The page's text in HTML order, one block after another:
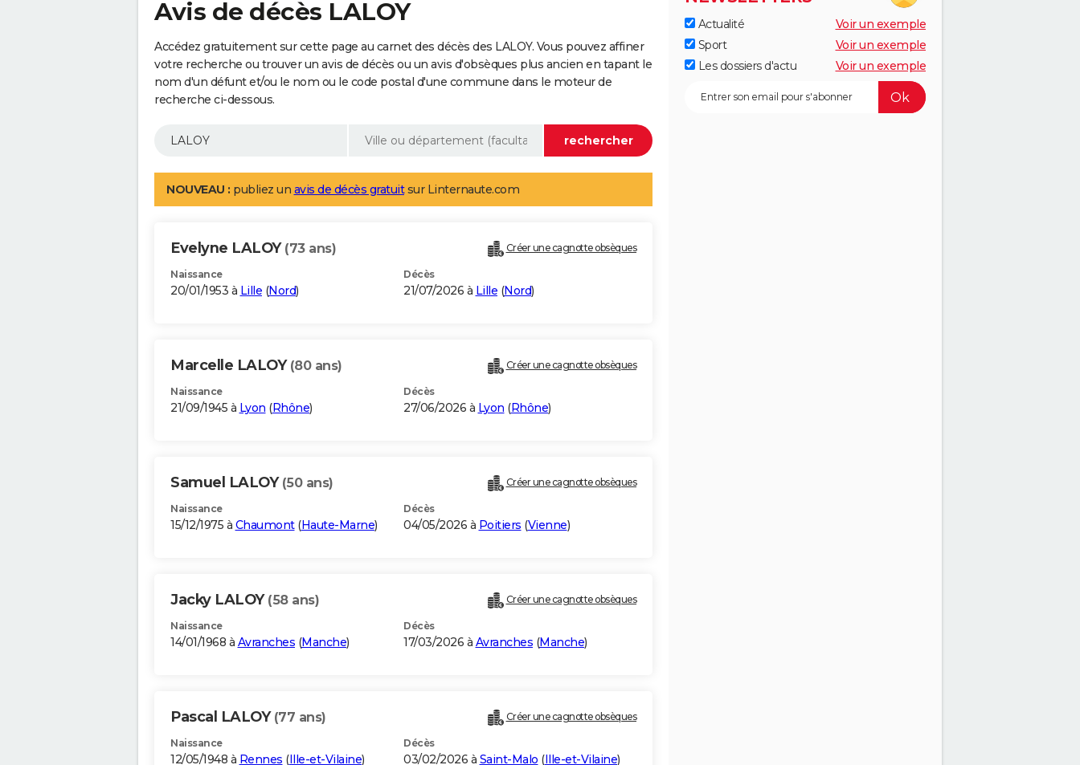
Avis de décès LALOY
Accédez gratuitement sur cette page au carnet des décès des LALOY. Vous pouvez affiner
votre recherche ou trouver un avis de décès ou un avis d'obsèques plus ancien en tapant le
nom d'un défunt et/ou le nom ou le code postal d'une commune dans le moteur de
recherche ci-dessous.
NOUVEAU : publiez un avis de décès gratuitsur Linternaute.com
Evelyne LALOY (73 ans) Créer une cagnotte obsèques
Naissance
20/01/1953 à Lille (Nord)
Décès
21/07/2026 à Lille (Nord)
Marcelle LALOY (80 ans) Créer une cagnotte obsèques
Naissance
21/09/1945 à Lyon (Rhône)
Décès
27/06/2026 à Lyon (Rhône)
Samuel LALOY (50 ans) Créer une cagnotte obsèques
Naissance
15/12/1975 à Chaumont(Haute-Marne)
Décès
04/05/2026 à Poitiers (Vienne)
Jacky LALOY (58 ans) Créer une cagnotte obsèques
Naissance
14/01/1968 à Avranches (Manche)
Décès
17/03/2026 à Avranches (Manche)
Pascal LALOY (77 ans) Créer une cagnotte obsèques
Naissance
12/05/1948 à Rennes (Ille-et-Vilaine)
Décès
03/02/2026 à Saint-Malo (Ille-et-Vilaine)
Actualité
Voir un exemple
Sport
Voir un exemple
Les dossiers d'actu
Voir un exemple